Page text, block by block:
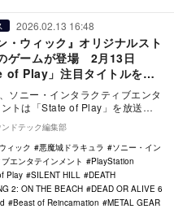
2026.02.13 16:48
・ウィック』オリジナルスト
ゲームが登場 2月13日
of Play」注目タイトルをピ
プ
ソニー・インタラクティブエンタ
トは「State of Play」を放送し
事では最新情報から一部をピ…
ンドテック編集部
ィック
悪魔城ドラキュラ
ソニー・イン
エンタテインメント
PlayStation
Play SILENT HILL
DEATH
2: ON THE BEACH
DEAD OR ALIVE 6
Beast of Reincarnation
METAL GEAR